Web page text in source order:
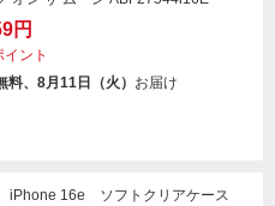
円
ント
料、8月11日（火） お届け
iPhone 16e ソフトクリアケース